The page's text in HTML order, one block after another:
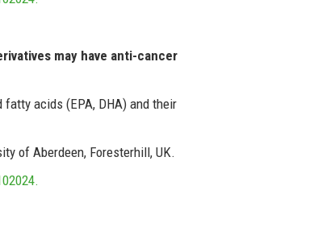
may have anti-cancer
acids (EPA, DHA) and their
of Aberdeen, Foresterhill, UK.